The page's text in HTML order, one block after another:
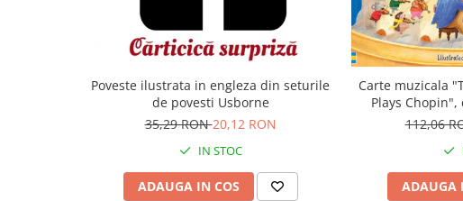
Poveste ilustrata in engleza din seturile
de povesti Usborne
35,29 RON20,12 RON
IN STOC
ADAUGA IN COS
Carte muzicala
Plays
112,06
ADAUGA